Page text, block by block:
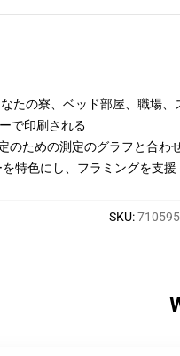
たの寮、ベッド部屋、職場
で印刷される
のための測定のグラフと合わ
特色にし、フラミングを支援
SKU: